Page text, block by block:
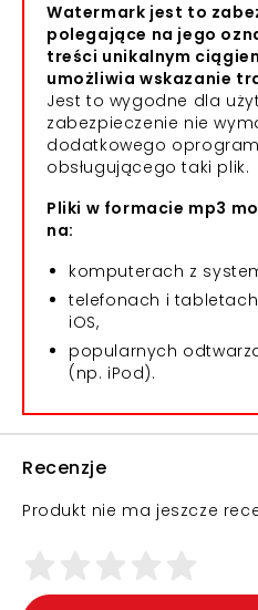
Watermark jest to
polegające na jego
treści unikalnym
umożliwia wskazanie
Jest to wygodne dla
zabezpieczenie nie
dodatkowego
obsługującego taki plik.
Pliki w formacie mp3
na:
komputerach z
telefonach i
iOS,
popularnych
(np. iPod).
Recenzje
Produkt nie ma jeszcze